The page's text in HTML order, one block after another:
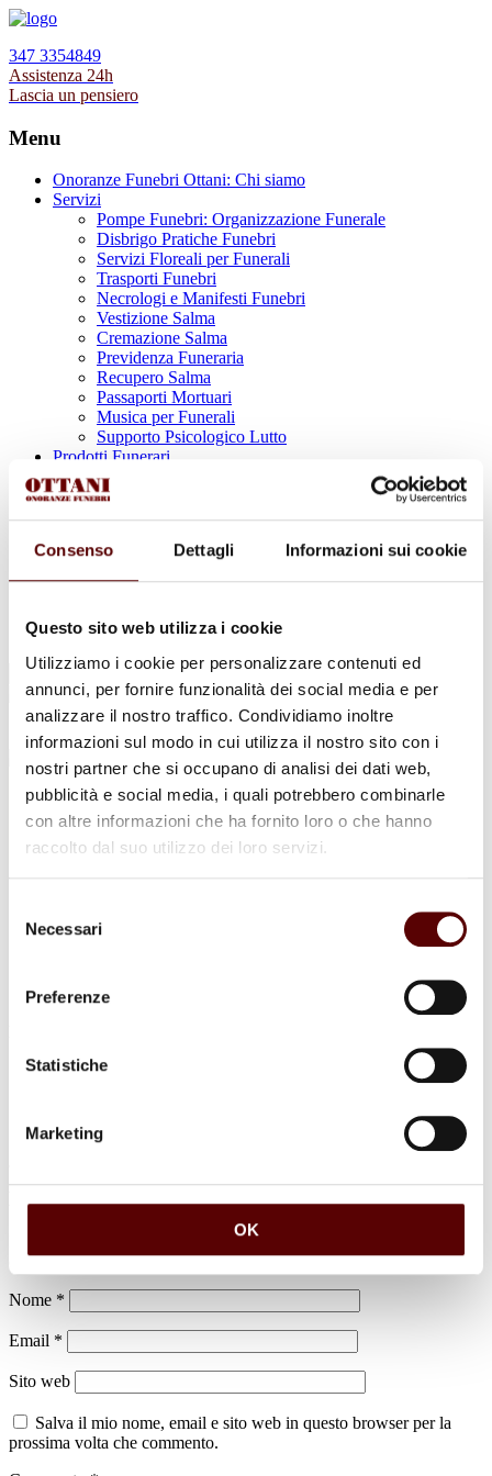
Consenso Dettagli Informazioni sui cookie
Questo sito web utilizza i cookie
Utilizziamo i cookie per personalizzare contenuti ed
annunci, per fornire funzionalità dei social media e per
analizzare il nostro traffico. Condividiamo inoltre
informazioni sul modo in cui utilizza il nostro sito con i
nostri partner che si occupano di analisi dei dati web,
pubblicità e social media, i quali potrebbero combinarle
con altre informazioni che ha fornito loro o che hanno
raccolto dal suo utilizzo dei loro servizi.
delNecessari
Preferenze
Statistiche
Marketing
OK
347 3354849
Assistenza 24h
Lascia un pensiero
Menu
Onoranze Funebri Ottani: Chi siamo
Servizi
Pompe Funebri: Organizzazione Funerale
Disbrigo Pratiche Funebri
Servizi Floreali per Funerali
Trasporti Funebri
Necrologi e Manifesti Funebri
Vestizione Salma
Cremazione Salma
Previdenza Funeraria
Recupero Salma
Passaporti Mortuari
Musica per Funerali
Supporto Psicologico Lutto
Prodotti Funerari
Lapidi, Lastre tombali e Monumenti Funerari
Urne Cinerarie
Allestimento Funebre
In caso di decesso
Necrologi
Info e Contatti
Cerca
per:
Giovanni Misseri
19 Luglio 1944 - 1 Dicembre 2022
Lascia un commento
Il tuo indirizzo email non sarà pubblicato.
contrassegnati*
Nome *
Email *
Sito web
Salva il mio nome, email e sito web in questo browser per la
prossima volta che commento.